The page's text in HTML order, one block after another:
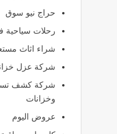
حراج نيو سوق
رحلات سياحية
شراء اثاث
شركة عزل
شركة كشف
وخزانات
عروض اليوم